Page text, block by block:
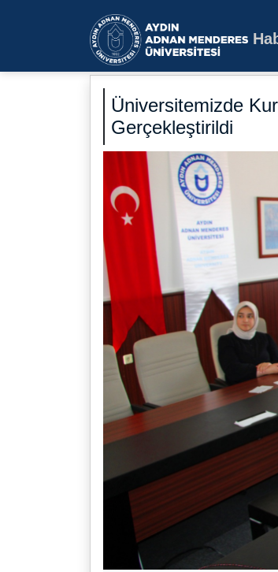
Aydın
Üniversitemizde
Gerçekleştirildi